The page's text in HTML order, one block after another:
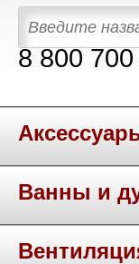
8 800
Ванны и